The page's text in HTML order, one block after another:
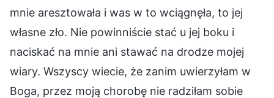
mnie aresztowała i was w to wciągnęła, to jej
własne zło. Nie powinniście stać u jej boku i
naciskać na mnie ani stawać na drodze mojej
wiary. Wszyscy wiecie, że zanim uwierzyłam w
Boga, przez moją chorobę nie radziłam sobie